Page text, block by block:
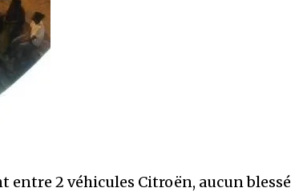
2 véhicules Citroën, aucun blessé